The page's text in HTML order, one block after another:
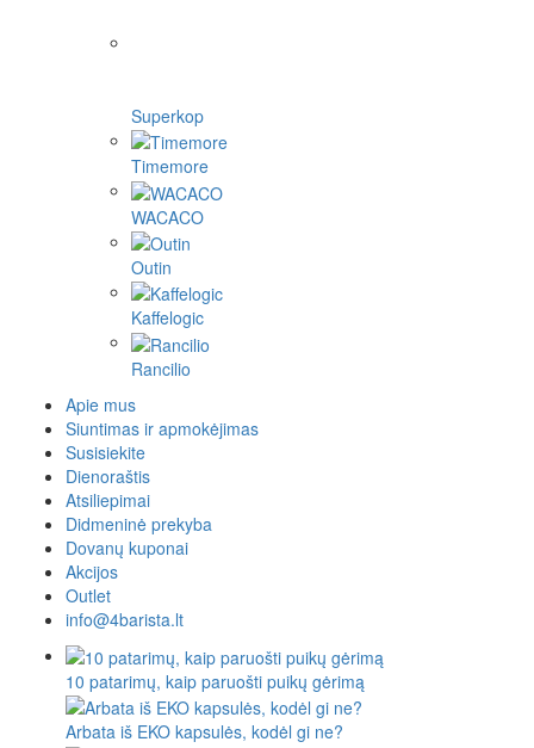
Superkop
Timemore
WACACO
Outin
Kaffelogic
Rancilio
Apie mus
Siuntimas ir apmokėjimas
Susisiekite
Dienoraštis
Atsiliepimai
Didmeninė prekyba
Dovanų kuponai
Akcijos
Outlet
info@4barista.lt
10 patarimų, kaip paruošti puikų gėrimą
Arbata iš EKO kapsulės, kodėl gi ne?